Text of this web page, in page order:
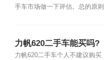
手车市场做一下评估。总的原则
力帆620二手车能买吗?
力帆620二手车个人不建议购买